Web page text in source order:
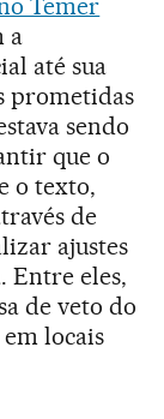
Temer
a
até sua
prometidas
sendo
que o
o texto,
de
ajustes
Entre eles,
de veto do
locais